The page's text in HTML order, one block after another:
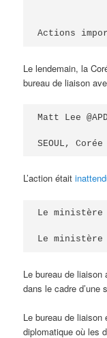
Actions
Le lendemain, la
bureau de liaison
Matt Lee
SEOUL,
L’action était
Le
Le
Le bureau de
dans le cadre d’une
Le bureau de liaison
diplomatique où les